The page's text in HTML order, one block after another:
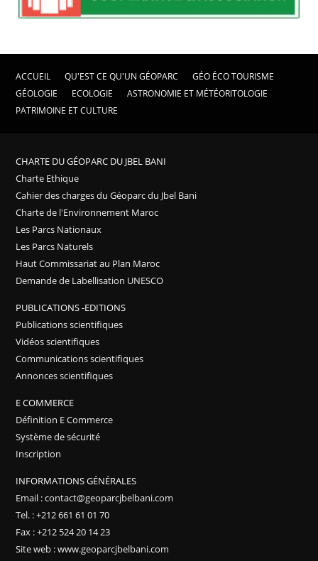
ACCUEIL QU'EST CE QU'UN GÉOPARC
GÉO ÉCO TOURISME
GÉOLOGIE
ECOLOGIE
ASTRONOMIE ET MÉTÉORITOLOGIE
PATRIMOINE ET CULTURE
CHARTE DU GÉOPARC DU JBEL BANI
Charte Ethique
Cahier des charges du Géoparc du Jbel Bani
Charte de l'Environnement Maroc
Les Parcs Nationaux
Les Parcs Naturels
Haut Commissariat au Plan Maroc
Demande de Labellisation UNESCO
PUBLICATIONS -EDITIONS
Publications scientifiques
Vidéos scientifiques
Communications scientifiques
Annonces scientifiques
E COMMERCE
Définition E Commerce
Système de sécurité
Inscription
INFORMATIONS GÉNÉRALES
Email : contact@geoparcjbelbani.com
Tel. : +212 661 61 01 70
Fax : +212 524 20 14 23
Site web : www.geoparcjbelbani.com